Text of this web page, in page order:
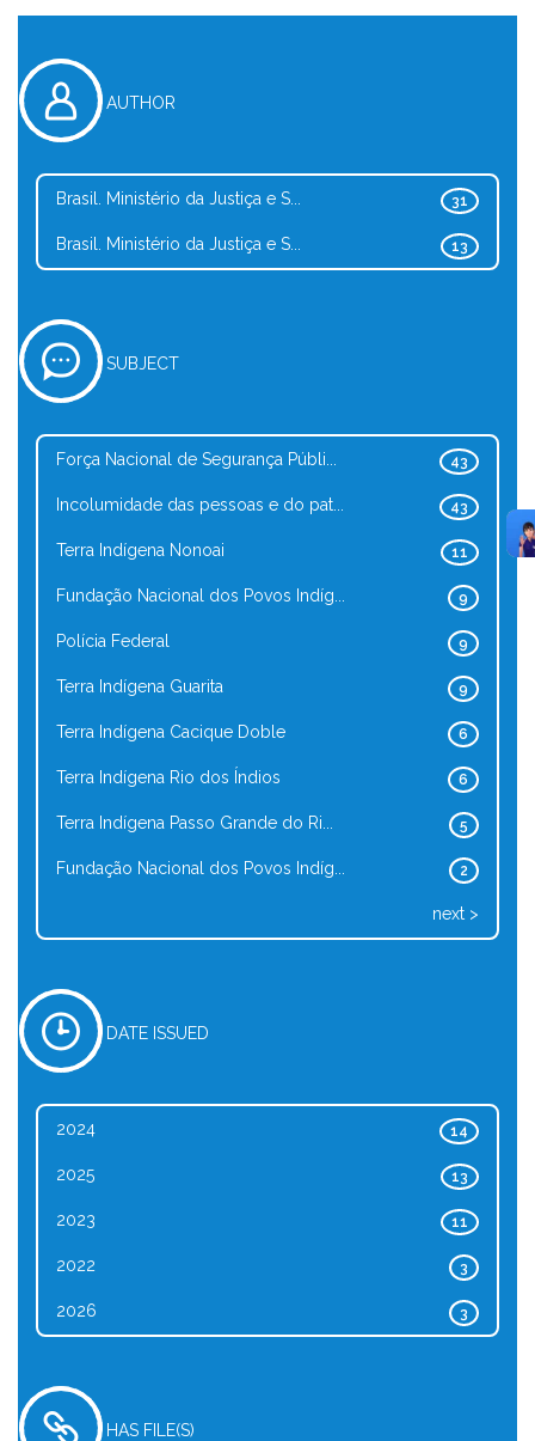
AUTHOR
31
Brasil. Ministério da Justiça e S...
13
Brasil. Ministério da Justiça e S...
SUBJECT
43
Força Nacional de Segurança Públi...
43
Incolumidade das pessoas e do pat...
11
Terra Indígena Nonoai
9
Fundação Nacional dos Povos Indíg...
9
Polícia Federal
9
Terra Indígena Guarita
6
Terra Indígena Cacique Doble
6
Terra Indígena Rio dos Índios
5
Terra Indígena Passo Grande do Ri...
2
Fundação Nacional dos Povos Indíg...
next >
DATE ISSUED
14
2024
13
2025
11
2023
3
2022
3
2026
HAS FILE(S)